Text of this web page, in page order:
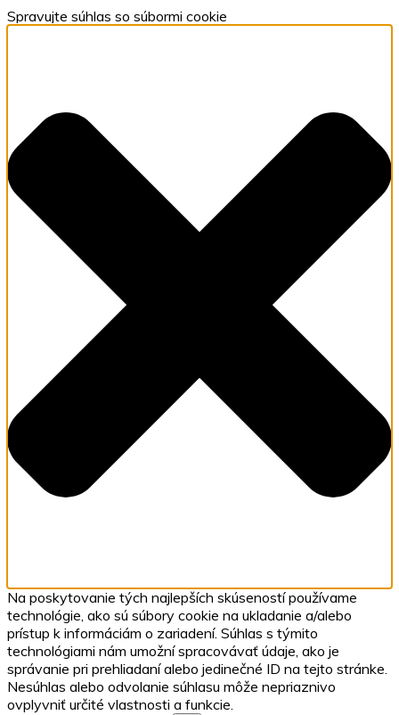
Spravujte súhlas so súbormi cookie
Na poskytovanie tých najlepších skúseností používame
technológie, ako sú súbory cookie na ukladanie a/alebo
prístup k informáciám o zariadení. Súhlas s týmito
technológiami nám umožní spracovávať údaje, ako je
správanie pri prehliadaní alebo jedinečné ID na tejto stránke.
Nesúhlas alebo odvolanie súhlasu môže nepriaznivo
ovplyvniť určité vlastnosti a funkcie.